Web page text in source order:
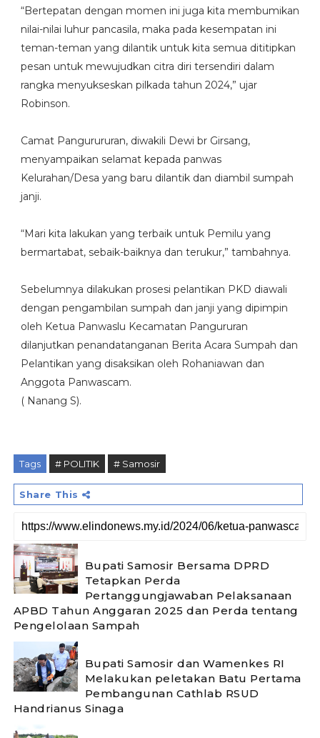
“Bertepatan dengan momen ini juga kita membumikan
nilai-nilai luhur pancasila, maka pada kesempatan ini
teman-teman yang dilantik untuk kita semua dititipkan
pesan untuk mewujudkan citra diri tersendiri dalam
rangka menyukseskan pilkada tahun 2024,” ujar
Robinson.
Camat Pangurururan, diwakili Dewi br Girsang,
menyampaikan selamat kepada panwas
Kelurahan/Desa yang baru dilantik dan diambil sumpah
janji.
“Mari kita lakukan yang terbaik untuk Pemilu yang
bermartabat, sebaik-baiknya dan terukur,” tambahnya.
Sebelumnya dilakukan prosesi pelantikan PKD diawali
dengan pengambilan sumpah dan janji yang dipimpin
oleh Ketua Panwaslu Kecamatan Pangururan
dilanjutkan penandatanganan Berita Acara Sumpah dan
Pelantikan yang disaksikan oleh Rohaniawan dan
Anggota Panwascam.
( Nanang S).
Tags # POLITIK # Samosir
Share This
Bupati Samosir Bersama DPRD
Tetapkan Perda
Pertanggungjawaban Pelaksanaan
APBD Tahun Anggaran 2025 dan Perda tentang
Pengelolaan Sampah
Bupati Samosir dan Wamenkes RI
Melakukan peletakan Batu Pertama
Pembangunan Cathlab RSUD
Handrianus Sinaga